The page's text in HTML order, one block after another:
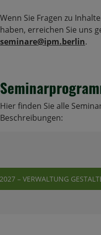
Wenn Sie Fragen zu
haben, erreichen Sie uns
seminare@ipm.berlin.
Hier finden Sie alle
Beschreibungen:
– VERWALTUNG